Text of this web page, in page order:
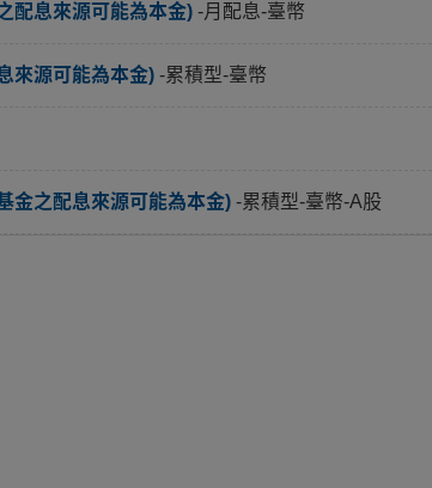
配息來源可能為本金) -月配息-臺幣
來源可能為本金) -累積型-臺幣
金之配息來源可能為本金) -累積型-臺幣-A股